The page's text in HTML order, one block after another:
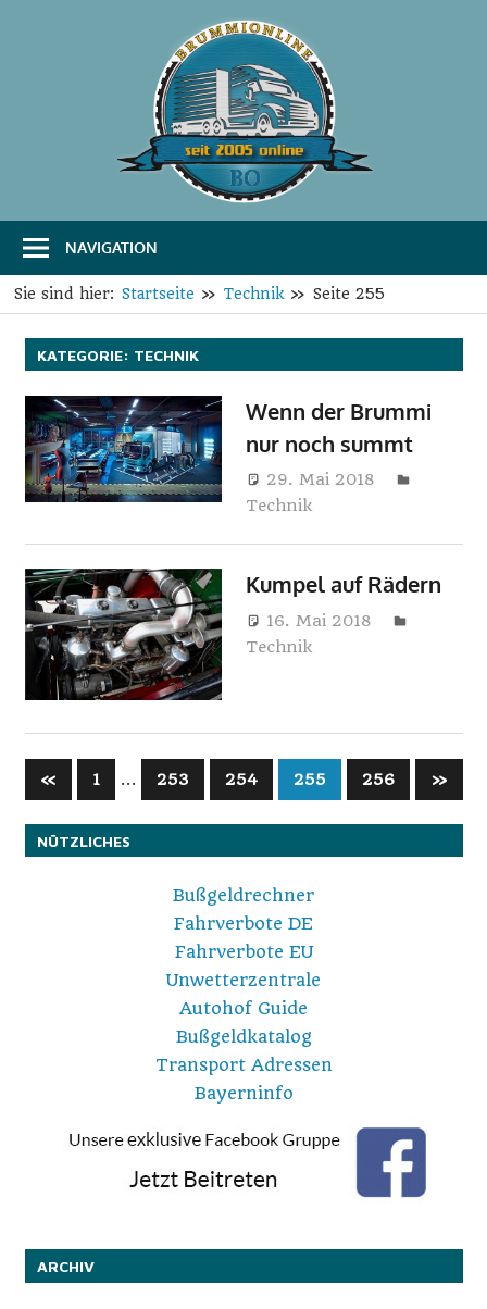
B
r
u
m
m
i
O
n
l
i
n
e
Das
Portal
für
Transport
und
NAVIGATION
Sie sind hier: Startseite Technik Seite 255
KATEGORIE: TECHNIK
Wenn der Brummi
nur noch summt
29. Mai 2018
Technik
Kumpel auf Rädern
16. Mai 2018
Technik
Seitennummerierung
der
Beiträge
«Vorherige
Beiträge
1 … 253 254 255 256 »
NÜTZLICHES
Bußgeldrechner
Fahrverbote DE
Fahrverbote EU
Unwetterzentrale
Autohof Guide
Bußgeldkatalog
Transport Adressen
Bayerninfo
ARCHIV